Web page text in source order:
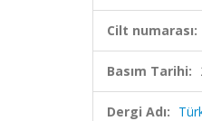
Cilt numarası:
Basım Tarihi:
Dergi Adı: